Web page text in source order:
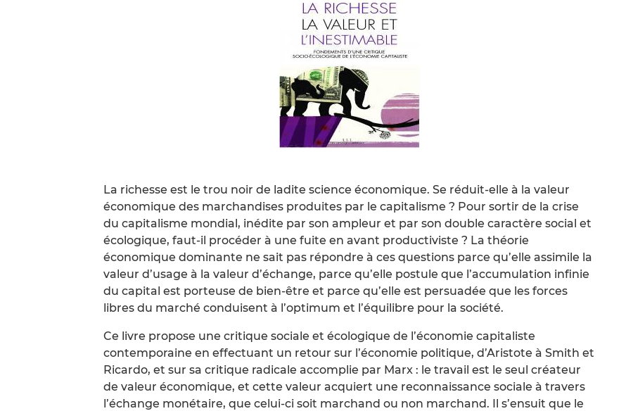
La richesse est le trou noir de ladite science économique. Se réduit-elle à la valeur
économique des marchandises produites par le capitalisme ? Pour sortir de la crise
du capitalisme mondial, inédite par son ampleur et par son double caractère social et
écologique, faut-il procéder à une fuite en avant productiviste ? La théorie
économique dominante ne sait pas répondre à ces questions parce qu’elle assimile la
valeur d’usage à la valeur d’échange, parce qu’elle postule que l’accumulation infinie
du capital est porteuse de bien-être et parce qu’elle est persuadée que les forces
libres du marché conduisent à l’optimum et l’équilibre pour la société.
Ce livre propose une critique sociale et écologique de l’économie capitaliste
contemporaine en effectuant un retour sur l’économie politique, d’Aristote à Smith et
Ricardo, et sur sa critique radicale accomplie par Marx : le travail est le seul créateur
de valeur économique, et cette valeur acquiert une reconnaissance sociale à travers
l’échange monétaire, que celui-ci soit marchand ou non marchand. Il s’ensuit que le